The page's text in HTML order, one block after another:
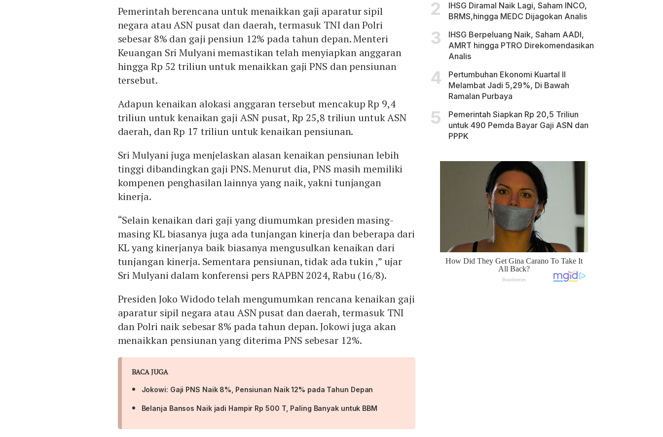
Pemerintah berencana untuk menaikkan gaji aparatur sipil
negara atau ASN pusat dan daerah, termasuk TNI dan Polri
sebesar 8% dan gaji pensiun 12% pada tahun depan. Menteri
Keuangan Sri Mulyani memastikan telah menyiapkan anggaran
hingga Rp 52 triliun untuk menaikkan gaji PNS dan pensiunan
tersebut.
Adapun kenaikan alokasi anggaran tersebut mencakup Rp 9,4
triliun untuk kenaikan gaji ASN pusat, Rp 25,8 triliun untuk ASN
daerah, dan Rp 17 triliun untuk kenaikan pensiunan.
Sri Mulyani juga menjelaskan alasan kenaikan pensiunan lebih
tinggi dibandingkan gaji PNS. Menurut dia, PNS masih memiliki
kompenen penghasilan lainnya yang naik, yakni tunjangan
kinerja.
“Selain kenaikan dari gaji yang diumumkan presiden masing-
masing KL biasanya juga ada tunjangan kinerja dan beberapa dari
KL yang kinerjanya baik biasanya mengusulkan kenaikan dari
tunjangan kinerja. Sementara pensiunan, tidak ada tukin ,” ujar
Sri Mulyani dalam konferensi pers RAPBN 2024, Rabu (16/8).
Presiden Joko Widodo telah mengumumkan rencana kenaikan gaji
aparatur sipil negara atau ASN pusat dan daerah, termasuk TNI
dan Polri naik sebesar 8% pada tahun depan. Jokowi juga akan
menaikkan pensiunan yang diterima PNS sebesar 12%.
BACA JUGA
Jokowi: Gaji PNS Naik 8%, Pensiunan Naik 12% pada Tahun Depan
Belanja Bansos Naik jadi Hampir Rp 500 T, Paling Banyak untuk BBM
IHSG Diramal Naik Lagi, Saham INCO,
BRMS,hingga MEDC Dijagokan Analis
IHSG Berpeluang Naik, Saham AADI,
AMRT hingga PTRO Direkomendasikan
Analis
Pertumbuhan Ekonomi Kuartal II
Melambat Jadi 5,29%, Di Bawah
Ramalan Purbaya
Pemerintah Siapkan Rp 20,5 Triliun
untuk 490 Pemda Bayar Gaji ASN dan
PPPK